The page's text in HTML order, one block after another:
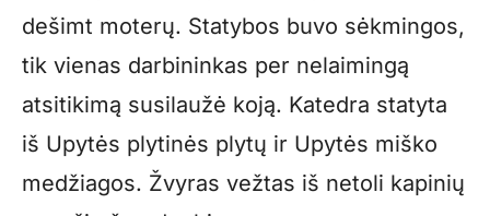
dešimt moterų. Statybos buvo sėkmingos,
tik vienas darbininkas per nelaimingą
atsitikimą susilaužė koją. Katedra statyta
iš Upytės plytinės plytų ir Upytės miško
medžiagos. Žvyras vežtas iš netoli kapinių